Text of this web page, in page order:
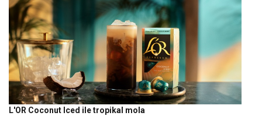
L'OR Coconut Iced ile tropikal mola